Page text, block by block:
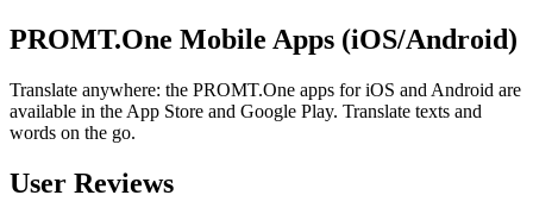
PROMT.One Mobile Apps (iOS/Android)
Translate anywhere: the PROMT.One apps for iOS and Android are
available in the App Store and Google Play. Translate texts and
words on the go.
User Reviews